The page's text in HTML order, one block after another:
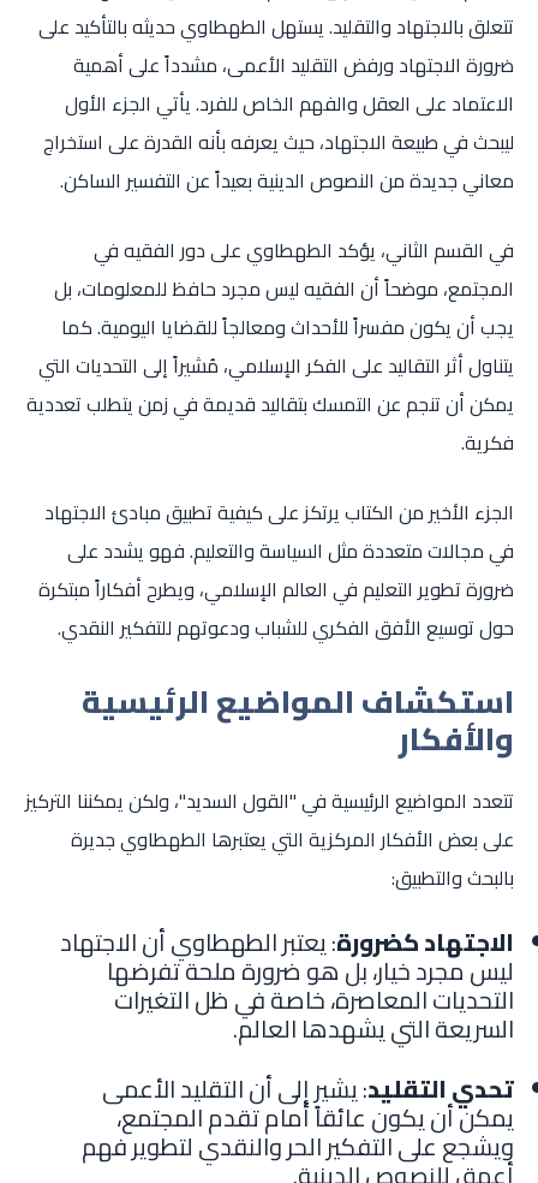
تتعلق بالاجتهاد والتقليد. يستهل الطهطاوي حديثه بالتأكيد على
ضرورة الاجتهاد ورفض التقليد الأعمى، مشدداً على أهمية
الاعتماد على العقل والفهم الخاص للفرد. يأتي الجزء الأول
ليبحث في طبيعة الاجتهاد، حيث يعرفه بأنه القدرة على استخراج
معاني جديدة من النصوص الدينية بعيداً عن التفسير الساكن.
في القسم الثاني، يؤكد الطهطاوي على دور الفقيه في
المجتمع، موضحاً أن الفقيه ليس مجرد حافظ للمعلومات، بل
يجب أن يكون مفسراً للأحداث ومعالجاً للقضايا اليومية. كما
يتناول أثر التقاليد على الفكر الإسلامي، مُشيراً إلى التحديات التي
يمكن أن تنجم عن التمسك بتقاليد قديمة في زمن يتطلب تعددية
فكرية.
الجزء الأخير من الكتاب يرتكز على كيفية تطبيق مبادئ الاجتهاد
في مجالات متعددة مثل السياسة والتعليم. فهو يشدد على
ضرورة تطوير التعليم في العالم الإسلامي، ويطرح أفكاراً مبتكرة
حول توسيع الأفق الفكري للشباب ودعوتهم للتفكير النقدي.
استكشاف المواضيع الرئيسية
والأفكار
تتعدد المواضيع الرئيسية في "القول السديد"، ولكن يمكننا التركيز
على بعض الأفكار المركزية التي يعتبرها الطهطاوي جديرة
بالبحث والتطبيق:
الاجتهاد كضرورة: يعتبر الطهطاوي أن الاجتهاد
ليس مجرد خيار، بل هو ضرورة ملحة تفرضها
التحديات المعاصرة، خاصة في ظل التغيرات
السريعة التي يشهدها العالم.
تحدي التقليد: يشير إلى أن التقليد الأعمى
يمكن أن يكون عائقاً أمام تقدم المجتمع،
ويشجع على التفكير الحر والنقدي لتطوير فهم